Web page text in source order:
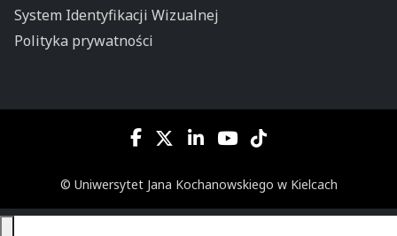
System Identyfikacji Wizualnej
Polityka prywatności
© Uniwersytet Jana Kochanowskiego w Kielcach